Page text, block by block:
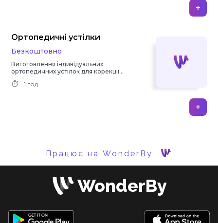
+
Ортопедичні устілки
Безкоштовно
Виготовлення індивідуальних
ортопедичних устілок для корекції
проблем ніг
1 год
+
Працює на WonderBy
WonderBy